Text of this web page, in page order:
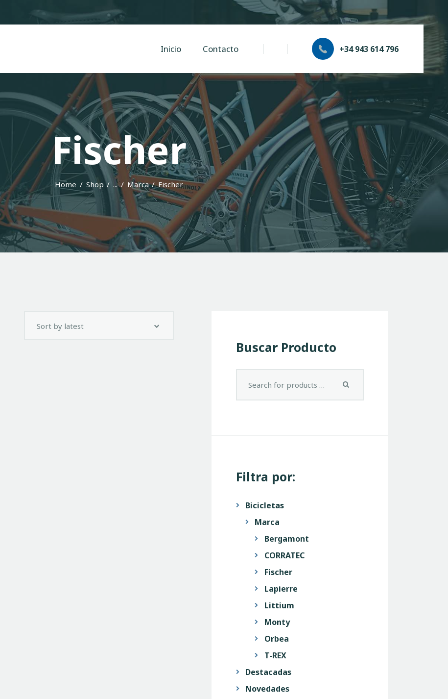
Inicio Contacto +34 943 614 796
Fischer
Home Shop ... Marca Fischer
Taller y venta de bicis, eléctricas, mtb en Irun, Hondarribia y Hendaya
Inicio
Buscar Producto
Filtra por:
Bicicletas
Marca
Bergamont
CORRATEC
Fischer
Lapierre
Littium
Monty
Orbea
T-REX
Destacadas
Novedades